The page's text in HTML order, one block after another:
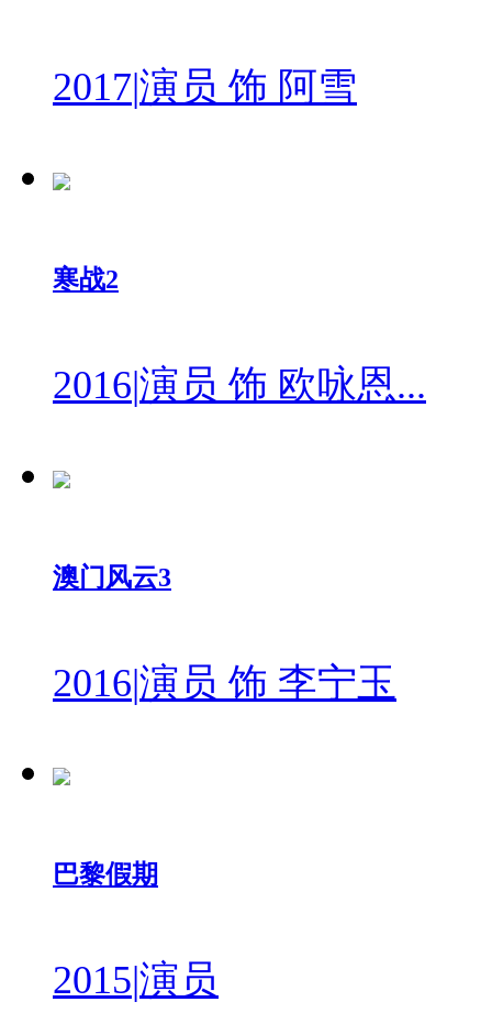
2017|演员 饰 阿雪
寒战2
2016|演员 饰 欧咏恩...
澳门风云3
2016|演员 饰 李宁玉
巴黎假期
2015|演员